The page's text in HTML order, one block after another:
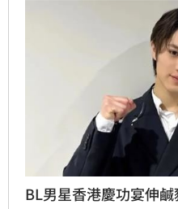
過社群平台發聲，坦言對
BL男星香港慶功宴伸